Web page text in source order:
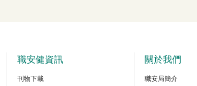
危險品的安全規管與危險物質相關規例網上公開講座
職安健資訊
刊物下載
關於我們
職安局簡介